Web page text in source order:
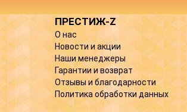
ПРЕСТИЖ-Z
О нас
Новости и акции
Наши менеджеры
Гарантии и возврат
Отзывы и благодарности
Политика обработки данных